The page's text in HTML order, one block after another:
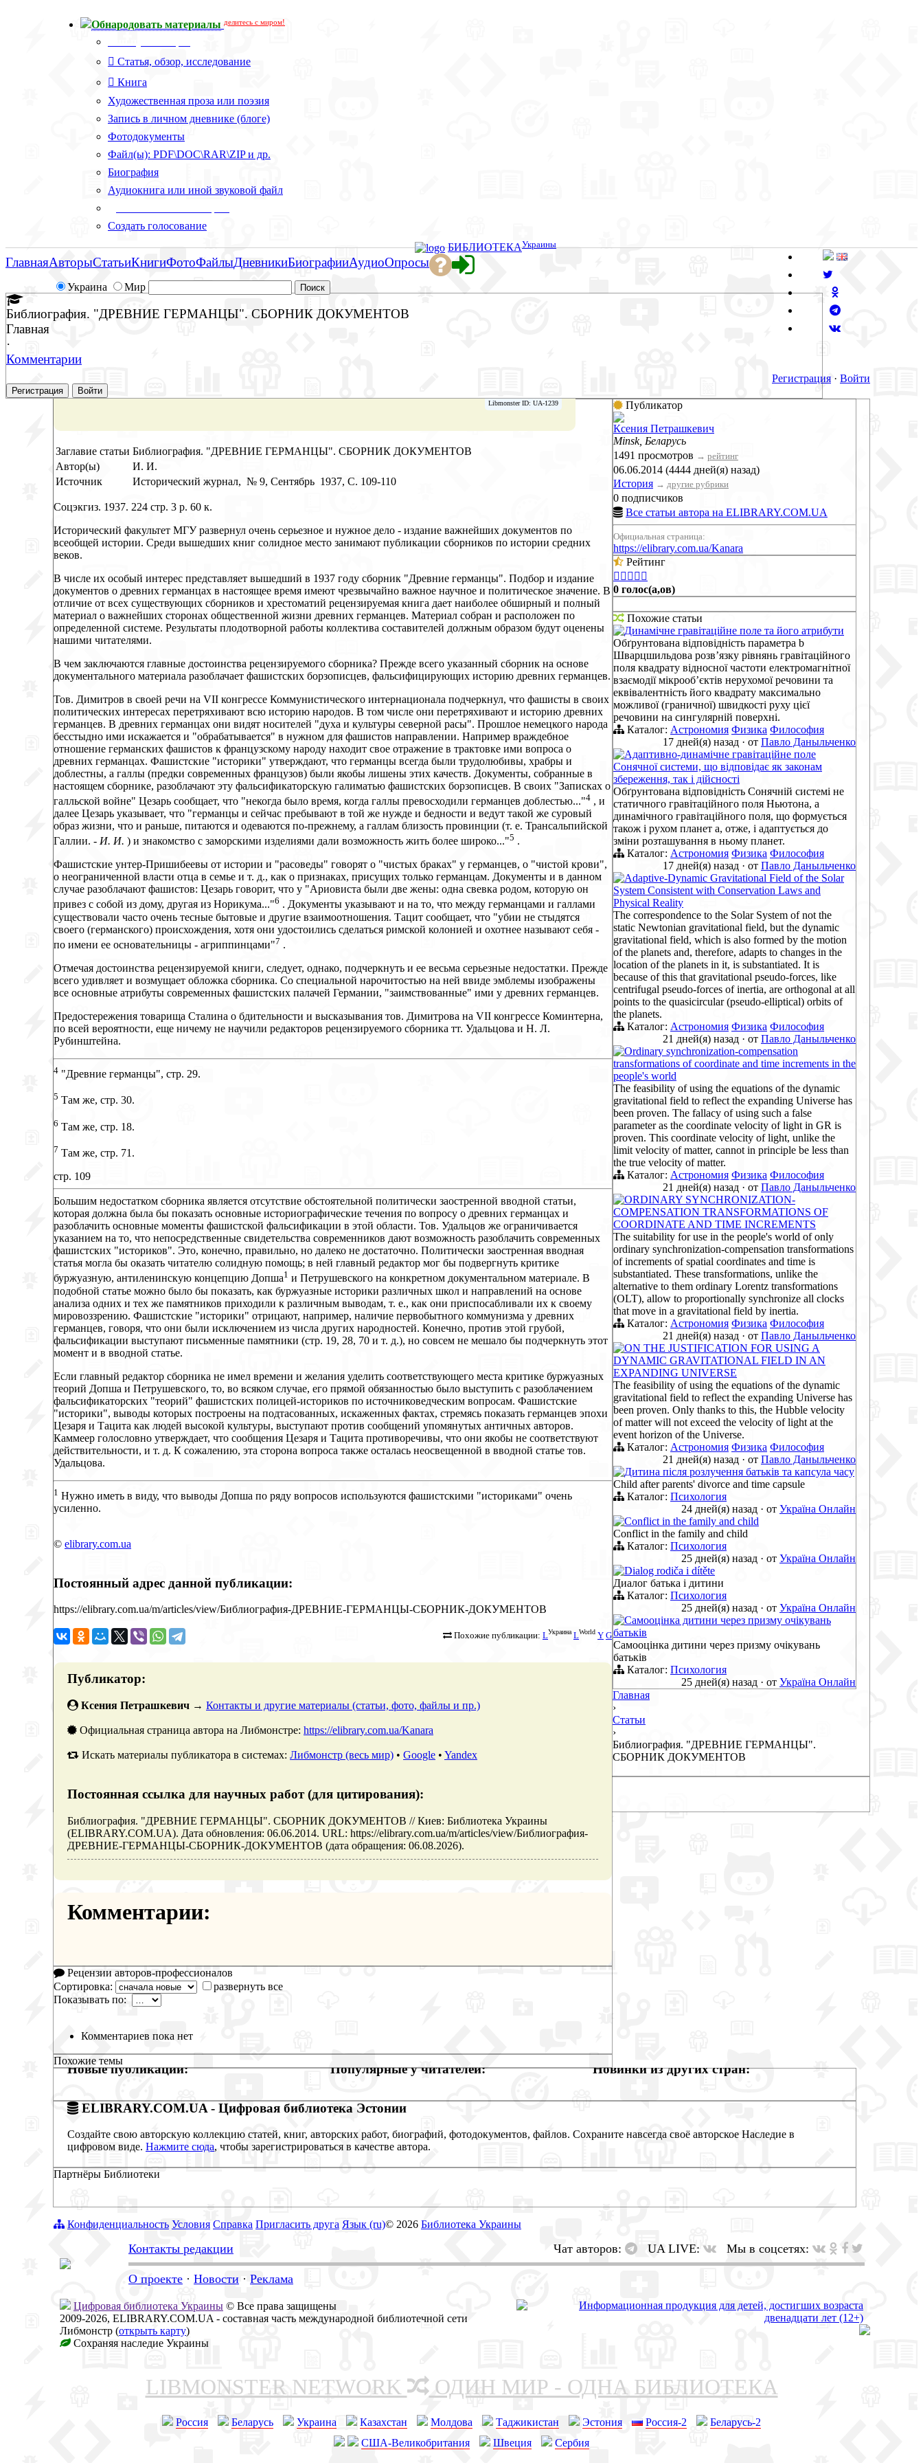
Обнародовать материалы делитесь с миром!
Статья, обзор, исследование
Книга
Художественная проза или поэзия
Запись в личном дневнике (блоге)
Фотодокументы
Файл(ы): PDF\DOC\RAR\ZIP и др.
Биография
Аудиокнига или иной звуковой файл
Создать голосование
Украина Мир
БИБЛИОТЕКАУкраины
Регистрация · Войти
ГлавнаяАвторыСтатьиКнигиФотоФайлыДневникиБиографииАудиоОпросы
Библиография. "ДРЕВНИЕ ГЕРМАНЦЫ". СБОРНИК ДОКУМЕНТОВ
Главная
·
Комментарии
Регистрация Войти
Libmonster ID: UA-1239
Заглавие статьи Библиография. "ДРЕВНИЕ ГЕРМАНЦЫ". СБОРНИК ДОКУМЕНТОВ
Автор(ы)
И. И.
Источник
Исторический журнал, № 9, Сентябрь 1937, C. 109-110
Соцэкгиз. 1937. 224 стр. 3 р. 60 к.
Исторический факультет МГУ развернул очень серьезное и нужное дело - издание важнейших документов по
всеобщей истории. Среди вышедших книг солидное место занимают публикации сборников по истории средних
веков.
В числе их особый интерес представляет вышедший в 1937 году сборник "Древние германцы". Подбор и издание
документов о древних германцах в настоящее время имеют чрезвычайно важное научное и политическое значение. В
отличие от всех существующих сборников и хрестоматий рецензируемая книга дает наиболее обширный и полный
материал о важнейших сторонах общественной жизни древних германцев. Материал собран и расположен по
определенной системе. Результаты плодотворной работы коллектива составителей должным образом будут оценены
нашими читателями.
В чем заключаются главные достоинства рецензируемого сборника? Прежде всего указанный сборник на основе
документального материала разоблачает фашистских борзописцев, фальсифицирующих историю древних германцев.
Тов. Димитров в своей речи на VII конгрессе Коммунистического интернационала подчеркнул, что фашисты в своих
политических интересах перетряхивают всю историю народов. В том числе они перетряхивают и историю древних
германцев. В древних германцах они видят носителей "духа и культуры северной расы". Прошлое немецкого народа
бесстыдно ими искажается и "обрабатывается" в нужном для фашистов направлении. Например враждебное
отношение германских фашистов к французскому народу находит свое отражение в трактовке ими вопроса о
древних германцах. Фашистские "историки" утверждают, что германцы всегда были трудолюбивы, храбры и
доблестны, а галлы (предки современных французов) были якобы лишены этих качеств. Документы, собранные в
настоящем сборнике, разоблачают эту фальсификаторскую галиматью фашистских борзописцев. В своих "Записках о
галльской войне" Цезарь сообщает, что "некогда было время, когда галлы превосходили германцев доблестью..."4 , и
далее Цезарь указывает, что "германцы и сейчас пребывают в той же нужде и бедности и ведут такой же суровый
образ жизни, что и раньше, питаются и одеваются по-прежнему, а галлам близость провинции (т. е. Трансальпийской
Галлии. - И. И. ) и знакомство с заморскими изделиями дали возможность жить более широко..."5 .
Фашистские унтер-Пришибеевы от истории и "расоведы" говорят о "чистых браках" у германцев, о "чистой крови",
о неограниченной власти отца в семье и т. д., как о признаках, присущих только германцам. Документы и в данном
случае разоблачают фашистов: Цезарь говорит, что у "Ариовиста были две жены: одна свевка родом, которую он
привез с собой из дому, другая из Норикума..."6 . Документы указывают и на то, что между германцами и галлами
существовали часто очень тесные бытовые и другие взаимоотношения. Тацит сообщает, что "убии не стыдятся
своего (германского) происхождения, хотя они удостоились сделаться римской колонией и охотнее называют себя -
по имени ее основательницы - агриппинцами"7 .
Отмечая достоинства рецензируемой книги, следует, однако, подчеркнуть и ее весьма серьезные недостатки. Прежде
всего удивляет и возмущает обложка сборника. Со специальной нарочитостью на ней ввиде эмблемы изображены
все основные атрибуты современных фашистских палачей Германии, "заимствованные" ими у древних германцев.
Предостережения товарища Сталина о бдительности и высказывания тов. Димитрова на VII конгрессе Коминтерна,
по всей вероятности, еще ничему не научили редакторов рецензируемого сборника тт. Удальцова и Н. Л.
Рубинштейна.
4 "Древние германцы", стр. 29.
5 Там же, стр. 30.
6 Там же, стр. 18.
7 Там же, стр. 71.
стр. 109
Большим недостатком сборника является отсутствие обстоятельной политически заостренной вводной статьи,
которая должна была бы показать основные историографические течения по вопросу о древних германцах и
разоблачить основные моменты фашистской фальсификации в этой области. Тов. Удальцов же ограничивается
указанием на то, что непосредственные свидетельства современников дают возможность разоблачить современных
фашистских "историков". Это, конечно, правильно, но далеко не достаточно. Политически заостренная вводная
статья могла бы оказать читателю солидную помощь; в ней главный редактор мог бы подвергнуть критике
буржуазную, антиленинскую концепцию Допша1 и Петрушевского на конкретном документальном материале. В
подобной статье можно было бы показать, как буржуазные историки различных школ и направлений на основе
анализа одних и тех же памятников приходили к различным выводам, т. е., как они приспосабливали их к своему
мировоззрению. Фашистские "историки" отрицают, например, наличие первобытного коммунизма у древних
германцев, говоря, что они были исключением из числа других народностей. Конечно, против этой грубой,
фальсификации выступают письменные памятники (стр. 19, 28, 70 и т. д.), но совсем не мешало бы подчеркнуть этот
момент и в вводной статье.
Если главный редактор сборника не имел времени и желания уделить соответствующего места критике буржуазных
теорий Допша и Петрушевского, то, во всяком случае, его прямой обязанностью было выступить с разоблачением
фальсификаторских "теорий" фашистских полицей-историков по источниковедческим вопросам. Фашистские
"историки", выводы которых построены на подтасованных, искаженных фактах, стремясь показать германцев эпохи
Цезаря и Тацита как людей высокой культуры, выступают против сообщений упомянутых античных авторов.
Каммеер голословно утверждает, что сообщения Цезаря и Тацита противоречивы, что они якобы не соответствуют
действительности, и т. д. К сожалению, эта сторона вопроса также осталась неосвещенной в вводной статье тов.
Удальцова.
1 Нужно иметь в виду, что выводы Допша по ряду вопросов используются фашистскими "историками" очень
усиленно.
© elibrary.com.ua
Постоянный адрес данной публикации:
https://elibrary.com.ua/m/articles/view/Библиография-ДРЕВНИЕ-ГЕРМАНЦЫ-СБОРНИК-ДОКУМЕНТОВ
Похожие публикации: LУкраина LWorld Y G
Публикатор:
Ксения Петрашкевич → Контакты и другие материалы (статьи, фото, файлы и пр.)
Официальная страница автора на Либмонстре: https://elibrary.com.ua/Kanara
Искать материалы публикатора в системах: Либмонстр (весь мир) • Google • Yandex
Постоянная ссылка для научных работ (для цитирования):
Библиография. "ДРЕВНИЕ ГЕРМАНЦЫ". СБОРНИК ДОКУМЕНТОВ // Киев: Библиотека Украины
(ELIBRARY.COM.UA). Дата обновления: 06.06.2014. URL: https://elibrary.com.ua/m/articles/view/Библиография-
ДРЕВНИЕ-ГЕРМАНЦЫ-СБОРНИК-ДОКУМЕНТОВ (дата обращения: 06.08.2026).
Комментарии:
Рецензии авторов-профессионалов
Сортировка:
развернуть все
Показывать по:
Комментариев пока нет
Похожие темы
Публикатор
Ксения Петрашкевич
Minsk, Беларусь
1491 просмотров → рейтинг
06.06.2014 (4444 дней(я) назад)
История → другие рубрики
0 подписчиков
Все статьи автора на ELIBRARY.COM.UA
Официальная страница:
https://elibrary.com.ua/Kanara
Рейтинг
    
0 голос(а,ов)
Похожие статьи
Динамічне гравітаційне поле та його атрибути
Обґрунтована відповідність параметра b
Шварцшильдова розв’язку рівнянь гравітаційного
поля квадрату відносної частоти електромагнітної
взаємодії мікрооб’єктів нерухомої речовини та
еквівалентність його квадрату максимально
можливої (граничної) швидкості руху цієї
речовини на сингулярній поверхні.
Каталог: Астрономия Физика Философия
17 дней(я) назад · от Павло Даныльченко
Адаптивно-динамічне гравітаційне поле
Сонячної системи, що відповідає як законам
збереження, так і дійсності
Обґрунтована відповідність Сонячній системі не
статичного гравітаційного поля Ньютона, а
динамічного гравітаційного поля, що формується
також і рухом планет а, отже, і адаптується до
зміни розташування в ньому планет.
Каталог: Астрономия Физика Философия
17 дней(я) назад · от Павло Даныльченко
Adaptive-Dynamic Gravitational Field of the Solar
System Consistent with Conservation Laws and
Physical Reality
The correspondence to the Solar System of not the
static Newtonian gravitational field, but the dynamic
gravitational field, which is also formed by the motion
of the planets and, therefore, adapts to changes in the
location of the planets in it, is substantiated. It is
because of this that gravitational pseudo-forces, like
centrifugal pseudo-forces of inertia, are orthogonal at all
points to the quasicircular (pseudo-elliptical) orbits of
the planets.
Каталог: Астрономия Физика Философия
21 дней(я) назад · от Павло Даныльченко
Ordinary synchronization-compensation
transformations of coordinate and time increments in the
people's world
The feasibility of using the equations of the dynamic
gravitational field to reflect the expanding Universe has
been proven. The fallacy of using such a false
parameter as the coordinate velocity of light in GR is
proven. This coordinate velocity of light, unlike the
limit velocity of matter, cannot in principle be less than
the true velocity of matter.
Каталог: Астрономия Физика Философия
21 дней(я) назад · от Павло Даныльченко
ORDINARY SYNCHRONIZATION-
COMPENSATION TRANSFORMATIONS OF
COORDINATE AND TIME INCREMENTS
The suitability for use in the people's world of only
ordinary synchronization-compensation transformations
of increments of spatial coordinates and time is
substantiated. These transformations, unlike the
alternative to them ordinary Lorentz transformations
(OLT), allow to proportionally synchronize all clocks
that move in a gravitational field by inertia.
Каталог: Астрономия Физика Философия
21 дней(я) назад · от Павло Даныльченко
ON THE JUSTIFICATION FOR USING A
DYNAMIC GRAVITATIONAL FIELD IN AN
EXPANDING UNIVERSE
The feasibility of using the equations of the dynamic
gravitational field to reflect the expanding Universe has
been proven. Only thanks to this, the Hubble velocity
of matter will not exceed the velocity of light at the
event horizon of the Universe.
Каталог: Астрономия Физика Философия
21 дней(я) назад · от Павло Даныльченко
Дитина після розлучення батьків та капсула часу
Child after parents' divorce and time capsule
Каталог: Психология
24 дней(я) назад · от Україна Онлайн
Conflict in the family and child
Conflict in the family and child
Каталог: Психология
25 дней(я) назад · от Україна Онлайн
Dialog rodiča i dítěte
Диалог батька і дитини
Каталог: Психология
25 дней(я) назад · от Україна Онлайн
Самооцінка дитини через призму очікувань
батьків
Самооцінка дитини через призму очікувань
батьків
Каталог: Психология
25 дней(я) назад · от Україна Онлайн
Новые публикации: Популярные у читателей: Новинки из других стран:
ELIBRARY.COM.UA - Цифровая библиотека Эстонии
Создайте свою авторскую коллекцию статей, книг, авторских работ, биографий, фотодокументов, файлов. Сохраните навсегда своё авторское Наследие в
цифровом виде. Нажмите сюда, чтобы зарегистрироваться в качестве автора.
Партнёры Библиотеки
Главная
›
Статьи
›
Библиография. "ДРЕВНИЕ ГЕРМАНЦЫ".
СБОРНИК ДОКУМЕНТОВ
Конфиденциальность Условия Справка Пригласить друга Язык (ru)© 2026 Библиотека Украины
Контакты редакции Чат авторов: UA LIVE: Мы в соцсетях:
О проекте · Новости · Реклама
Цифровая библиотека Украины © Все права защищены
2009-2026, ELIBRARY.COM.UA - составная часть международной библиотечной сети
Либмонстр (открыть карту)
Сохраняя наследие Украины
LIBMONSTER NETWORK ОДИН МИР - ОДНА БИБЛИОТЕКА
Россия Беларусь Украина Казахстан Молдова Таджикистан Эстония Россия-2
Беларусь-2
США-Великобритания
Швеция Сербия